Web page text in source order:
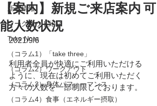
新着情報
ワークアウト紹介
Take Note
（コラム1）「take three」
（コラム2）ワークアウト
（コラム3）身体パフォーマンス
（コラム4）食事（エネルギー摂取）
【案内】新規ご来店案内 可
能人数状況
2021/9/6
利用者全員が快適にご利用いただける
ように、現在は初めてご利用いただく
方々の人数を一部制限しております。